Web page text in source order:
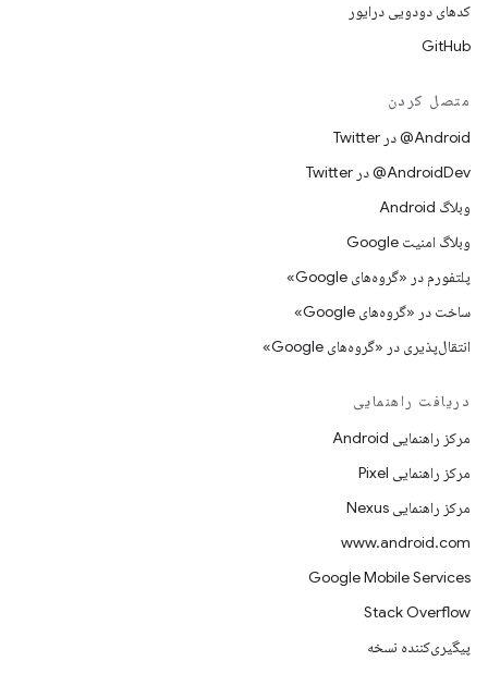
کدهای دودویی درایور
GitHub
متصل کردن
Android@ در Twitter
AndroidDev@ در Twitter
وبلاگ Android
وبلاگ امنیت Google
پلتفورم در «گروه‌های Google»
ساخت در «گروه‌های Google»
انتقال‌پذیری در «گروه‌های Google»
دریافت راهنمایی
مرکز راهنمایی Android
مرکز راهنمایی Pixel
مرکز راهنمایی Nexus
www.android.com
Google Mobile Services
Stack Overflow
پیگیری‌کننده نسخه